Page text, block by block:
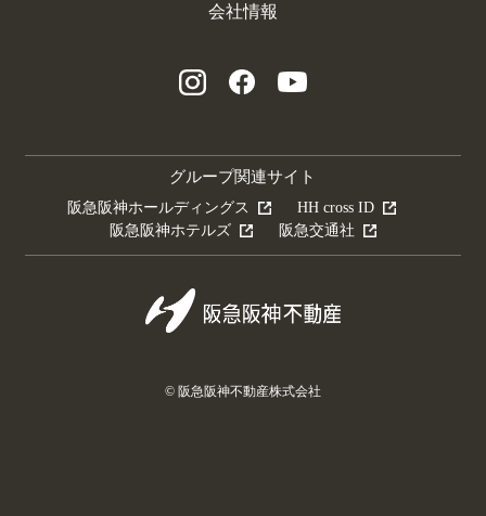
会社情報
グループ関連サイト
阪急阪神ホールディングス
HH cross ID
阪急阪神ホテルズ
阪急交通社
© 阪急阪神不動産株式会社